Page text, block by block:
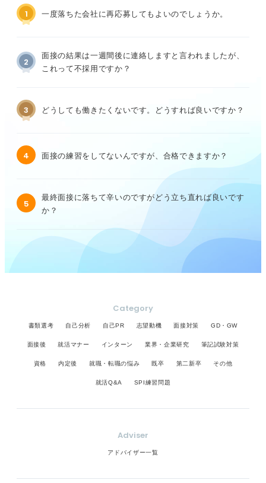
1 一度落ちた会社に再応募してもよいのでしょうか。
2
面接の結果は一週間後に連絡しますと言われましたが、
これって不採用ですか？
3 どうしても働きたくないです。どうすれば良いですか？
4 面接の練習をしてないんですが、合格できますか？
5
最終面接に落ちて辛いのですがどう立ち直れば良いです
か？
Category
書類選考 自己分析 自己PR 志望動機 面接対策 GD・GW
面接後 就活マナー インターン 業界・企業研究 筆記試験対策
資格 内定後 就職・転職の悩み 既卒 第二新卒 その他
就活Q&A SPI練習問題
Adviser
アドバイザー一覧